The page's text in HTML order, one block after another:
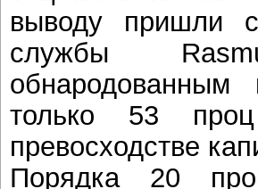
выводу пришли
службы
обнародованным
только 53
превосходстве
Порядка 20